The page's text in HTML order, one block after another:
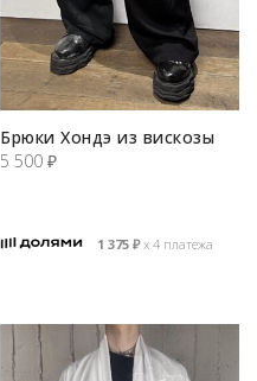
Брюки Хондэ из вискозы
5 500 ₽
1 375 ₽х 4 платежа